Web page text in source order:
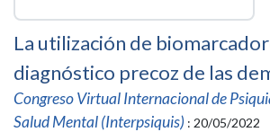
La utilización de
diagnóstico precoz de las
Congreso Virtual Internacional de
Salud Mental (Interpsiquis) : 20/05/2022